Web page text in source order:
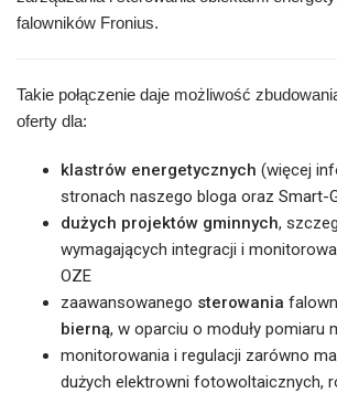
falowników Fronius.
Takie połączenie daje możliwość
oferty dla:
klastrów energetycznych (więcej
stronach naszego bloga oraz Smart-
dużych projektów gminnych,
wymagających integracji i
OZE
zaawansowanego sterowania
bierną, w oparciu o moduły pomiaru
monitorowania i regulacji zarówno
dużych elektrowni fotowoltaicznych,